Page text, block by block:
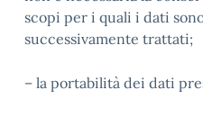
scopi per i quali i dati
successivamente trattati;
– la portabilità dei dati